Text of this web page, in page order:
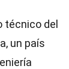
técnico del
un país